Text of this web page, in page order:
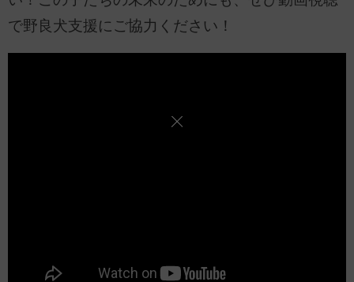
で野良犬支援にご協力ください！